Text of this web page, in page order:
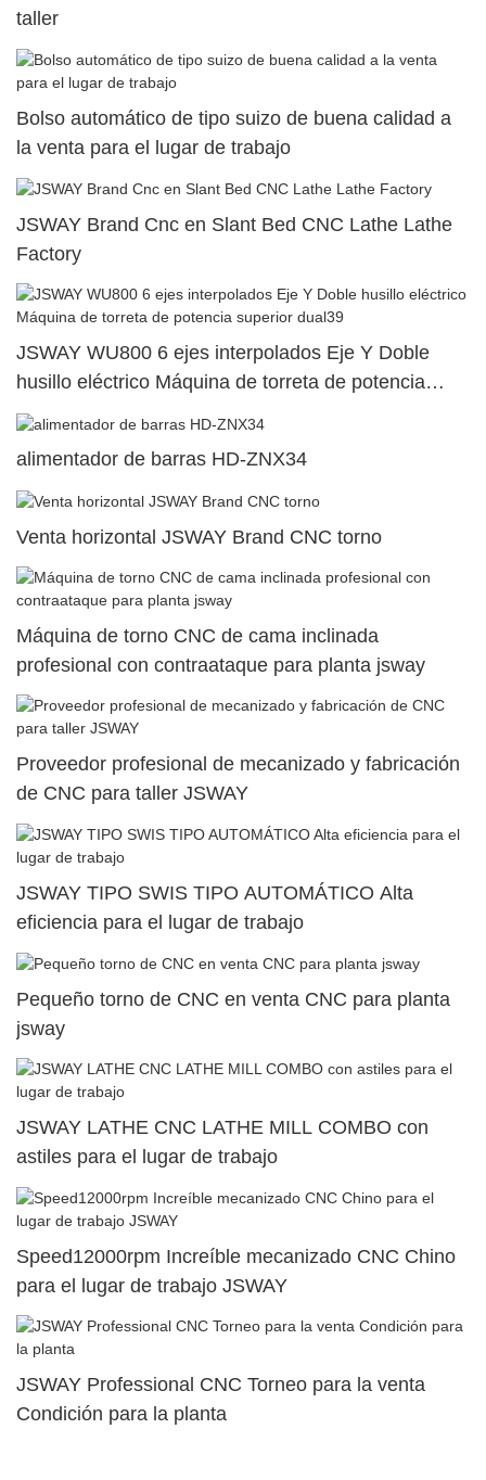
taller
Bolso automático de tipo suizo de buena calidad a
la venta para el lugar de trabajo
JSWAY Brand Cnc en Slant Bed CNC Lathe Lathe
Factory
JSWAY WU800 6 ejes interpolados Eje Y Doble
husillo eléctrico Máquina de torreta de potencia
superior dual39
alimentador de barras HD-ZNX34
Venta horizontal JSWAY Brand CNC torno
Máquina de torno CNC de cama inclinada
profesional con contraataque para planta jsway
Proveedor profesional de mecanizado y fabricación
de CNC para taller JSWAY
JSWAY TIPO SWIS TIPO AUTOMÁTICO Alta
eficiencia para el lugar de trabajo
Pequeño torno de CNC en venta CNC para planta
jsway
JSWAY LATHE CNC LATHE MILL COMBO con
astiles para el lugar de trabajo
Speed12000rpm Increíble mecanizado CNC Chino
para el lugar de trabajo JSWAY
JSWAY Professional CNC Torneo para la venta
Condición para la planta